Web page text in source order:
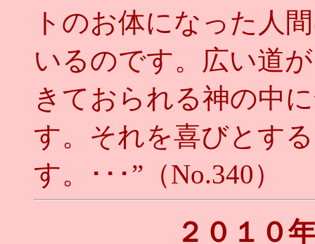
トのお体になった人
いるのです。広い道
きておられる神の中
す。それを喜びとす
す。･･･”（No.340）
２０１